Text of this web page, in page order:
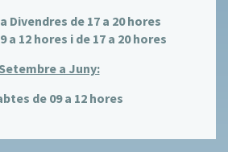
Divendres de 17 a 20 hores
a 12 hores i de 17 a 20 hores
Setembre a Juny:
de 09 a 12 hores